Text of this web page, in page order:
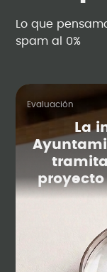
Lo que
spam al 0%
Evaluación
La